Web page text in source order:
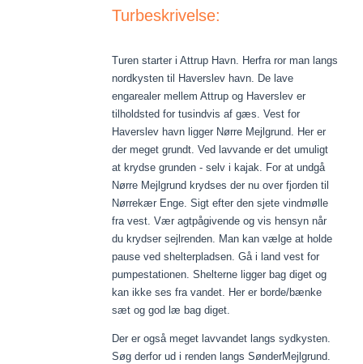
Turbeskrivelse:
Turen starter i Attrup Havn. Herfra ror man langs
nordkysten til Haverslev havn. De lave
engarealer mellem Attrup og Haverslev er
tilholdsted for tusindvis af gæs. Vest for
Haverslev havn ligger Nørre Mejlgrund. Her er
der meget grundt. Ved lavvande er det umuligt
at krydse grunden - selv i kajak. For at undgå
Nørre Mejlgrund krydses der nu over fjorden til
Nørrekær Enge. Sigt efter den sjete vindmølle
fra vest. Vær agtpågivende og vis hensyn når
du krydser sejlrenden. Man kan vælge at holde
pause ved shelterpladsen. Gå i land vest for
pumpestationen. Shelterne ligger bag diget og
kan ikke ses fra vandet. Her er borde/bænke
sæt og god læ bag diget.
Der er også meget lavvandet langs sydkysten.
Søg derfor ud i renden langs SønderMejlgrund.